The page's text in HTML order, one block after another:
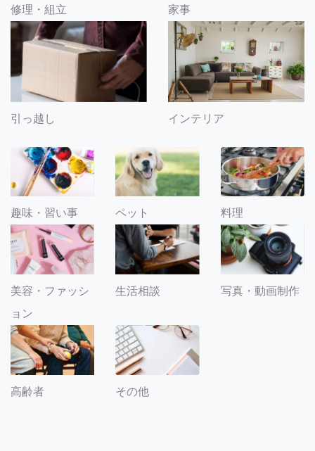
修理・組立 家事
引っ越し インテリア
趣味・習い事 ペット 料理
美容・ファッシ
ョン
生活相談 写真・動画制作
高齢者 その他